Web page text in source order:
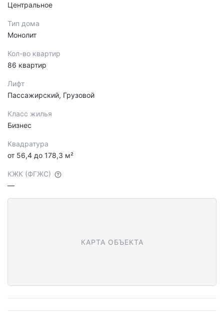
Центральное
Тип дома
Монолит
Кол-во квартир
86 квартир
Лифт
Пассажирский, Грузовой
Класс жилья
Бизнес
Квадратура
от 56,4 до 178,3 м²
КЖК (ФГЖС)
—
КАРТА ОБЪЕКТА